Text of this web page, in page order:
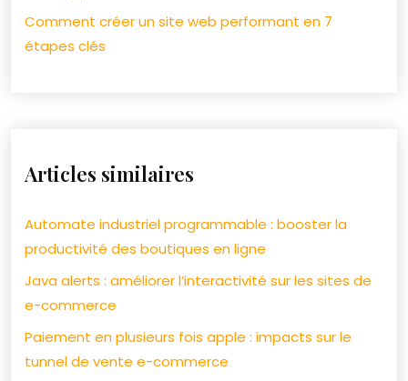
Comment créer un site web performant en 7
étapes clés
Articles similaires
Automate industriel programmable : booster la
productivité des boutiques en ligne
Java alerts : améliorer l’interactivité sur les sites de
e-commerce
Paiement en plusieurs fois apple : impacts sur le
tunnel de vente e-commerce